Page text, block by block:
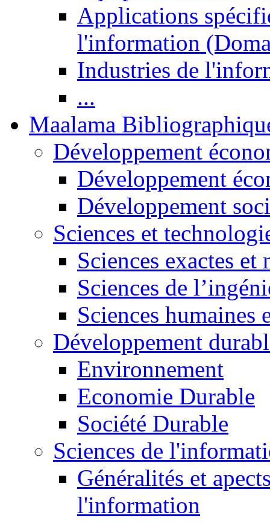
Applications
l'information
Industries de
...
Maalama
Développement
Développement
Développement
Sciences et
Sciences exactes et
Sciences de
Sciences humaines
Développement
Environnement
Economie Durable
Société Durable
Sciences de
Généralités et
l'information